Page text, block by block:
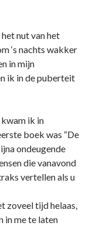
nut van het
‘s nachts wakker
in mijn
ik in de puberteit
kwam ik in
boek was “De
o­ndeugende
die vanavond
vertellen als u
zoveel tijd helaas,
in me te laten